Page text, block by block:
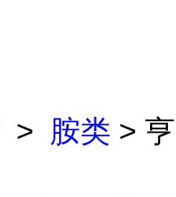
> 胺类 > 亨